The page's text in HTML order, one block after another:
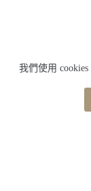
我們使用